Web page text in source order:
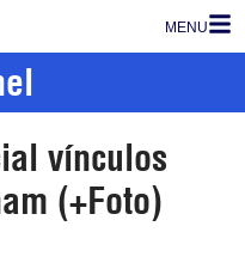
MENU
vínculos
(+Foto)